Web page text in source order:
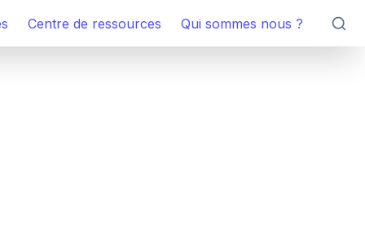
Centre de ressources Qui sommes nous ?